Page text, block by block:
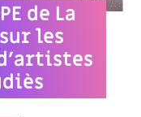
de La
les